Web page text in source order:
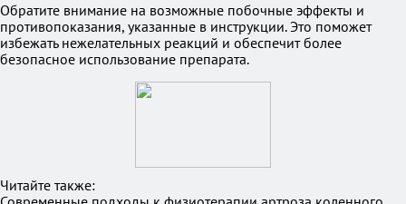
Обратите внимание на возможные побочные эффекты и
противопоказания, указанные в инструкции. Это поможет
избежать нежелательных реакций и обеспечит более
безопасное использование препарата.
Читайте также: